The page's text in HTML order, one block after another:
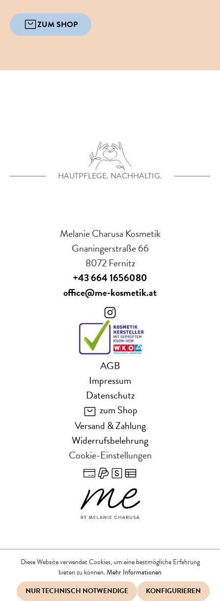
ZUM SHOP
HAUTPFLEGE. NACHHALTIG.
Melanie Charusa Kosmetik
Gnaningerstraße 66
8072 Fernitz
+43 664 1656080
office@me-kosmetik.at
zum Shop
Versand & Zahlung
Widerrufsbelehrung
Cookie-Einstellungen
AGB
Impressum
Datenschutz
Diese Website verwendet Cookies, um eine bestmögliche Erfahrung
bieten zu können.Mehr Informationen
NUR TECHNISCH NOTWENDIGE
KONFIGURIEREN